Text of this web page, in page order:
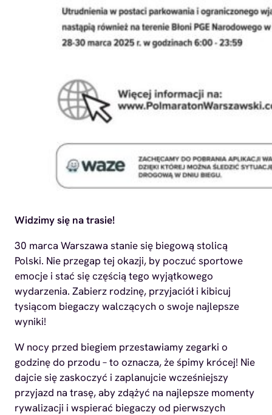
Widzimy się na trasie!
30 marca Warszawa stanie się biegową stolicą
Polski. Nie przegap tej okazji, by poczuć sportowe
emocje i stać się częścią tego wyjątkowego
wydarzenia. Zabierz rodzinę, przyjaciół i kibicuj
tysiącom biegaczy walczących o swoje najlepsze
wyniki!
W nocy przed biegiem przestawiamy zegarki o
godzinę do przodu – to oznacza, że śpimy krócej! Nie
dajcie się zaskoczyć i zaplanujcie wcześniejszy
przyjazd na trasę, aby zdążyć na najlepsze momenty
rywalizacji i wspierać biegaczy od pierwszych